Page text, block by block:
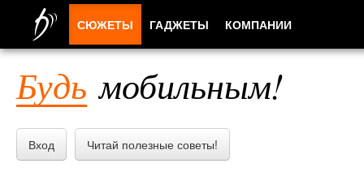
Будь мобильным!
Вход Читай полезные советы!
СЮЖЕТЫ ГАДЖЕТЫ КОМПАНИИ
ПРИЛОЖЕНИЯ